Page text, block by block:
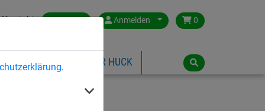
.
Kontakt Austria Anmelden 0
ÜBER HUCK